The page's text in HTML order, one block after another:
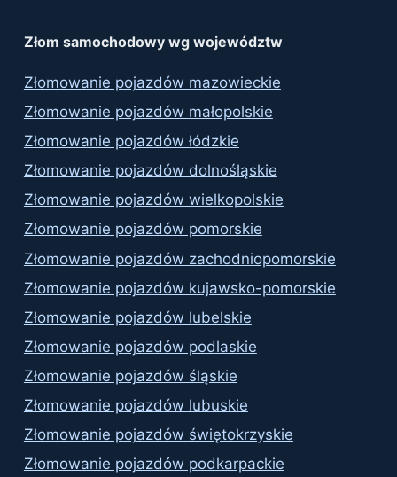
Złom samochodowy wg województw
Złomowanie pojazdów mazowieckie
Złomowanie pojazdów małopolskie
Złomowanie pojazdów łódzkie
Złomowanie pojazdów dolnośląskie
Złomowanie pojazdów wielkopolskie
Złomowanie pojazdów pomorskie
Złomowanie pojazdów zachodniopomorskie
Złomowanie pojazdów kujawsko-pomorskie
Złomowanie pojazdów lubelskie
Złomowanie pojazdów podlaskie
Złomowanie pojazdów śląskie
Złomowanie pojazdów lubuskie
Złomowanie pojazdów świętokrzyskie
Złomowanie pojazdów podkarpackie